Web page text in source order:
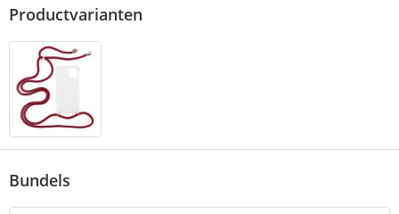
Productvarianten
Bundels